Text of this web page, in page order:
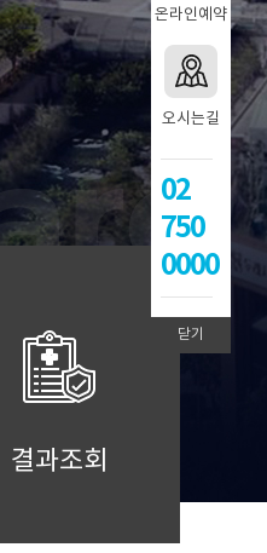
온라인예약
오시는길
02
750
0000
닫기
결과조회